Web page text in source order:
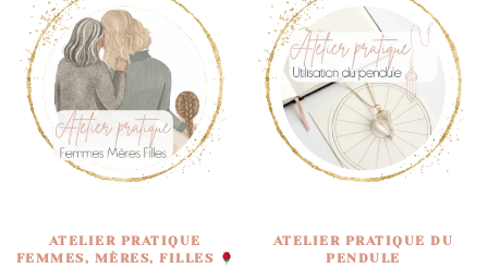
ATELIER PRATIQUE
FEMMES, MÈRES, FILLES
ATELIER PRATIQUE DU
PENDULE